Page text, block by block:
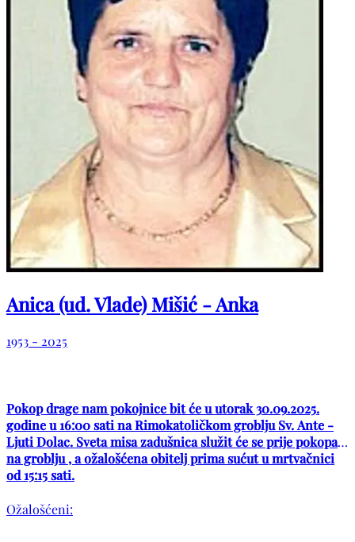
Anica (ud. Vlade) Mišić - Anka
1953 - 2025
Pokop drage nam pokojnice bit će u utorak 30.09.2025.
godine u 16:00 sati na Rimokatoličkom groblju Sv. Ante -
Ljuti Dolac. Sveta misa zadušnica služit će se prije pokopa
na groblju , a ožalošćena obitelj prima sućut u mrtvačnici
od 15:15 sati.
Ožalošćeni: